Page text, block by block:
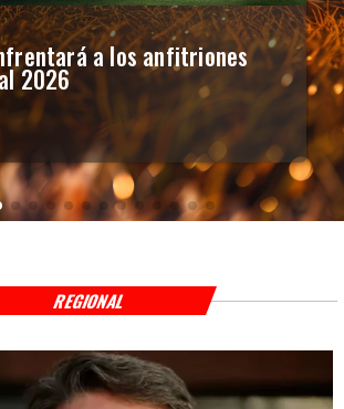
a los anfitriones
2026
REGIONAL